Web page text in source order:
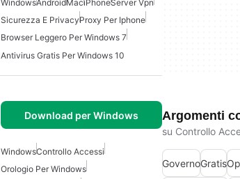
WindowsAndroidMaciPhoneServer Vpn
Sicurezza E PrivacyProxy Per Iphone
Browser Leggero Per Windows 7
Antivirus Gratis Per Windows 10
Download per Windows
WindowsControllo Accessi
Orologio Per Windows
Argomenti
su Controllo
GovernoGratis